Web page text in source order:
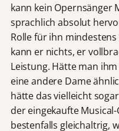
kann kein Opernsänger
sprachlich absolut
Rolle für ihn
kann er nichts, er
Leistung. Hätte man
eine andere Dame
hätte das vielleicht
der eingekaufte
bestenfalls gleichaltrig,